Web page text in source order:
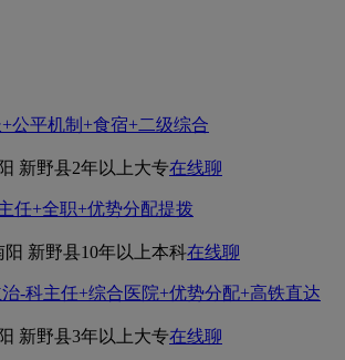
公平机制+食宿+二级综合
新野县2年以上大专在线聊
任+全职+优势分配提拨
阳 新野县10年以上本科在线聊
-科主任+综合医院+优势分配+高铁直达
新野县3年以上大专在线聊